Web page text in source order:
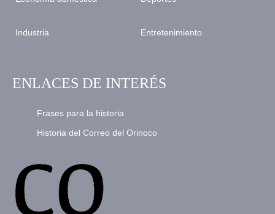
Industria Entretenimiento
ENLACES DE INTERÉS
Frases para la historia
Historia del Correo del Orinoco